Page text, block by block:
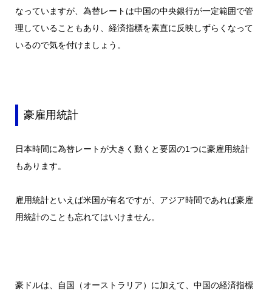
なっていますが、為替レートは中国の中央銀行が一定範囲で管
理していることもあり、経済指標を素直に反映しずらくなって
いるので気を付けましょう。
豪雇用統計
日本時間に為替レートが大きく動くと要因の1つに豪雇用統計
もあります。
雇用統計といえば米国が有名ですが、アジア時間であれば豪雇
用統計のことも忘れてはいけません。
豪ドルは、自国（オーストラリア）に加えて、中国の経済指標